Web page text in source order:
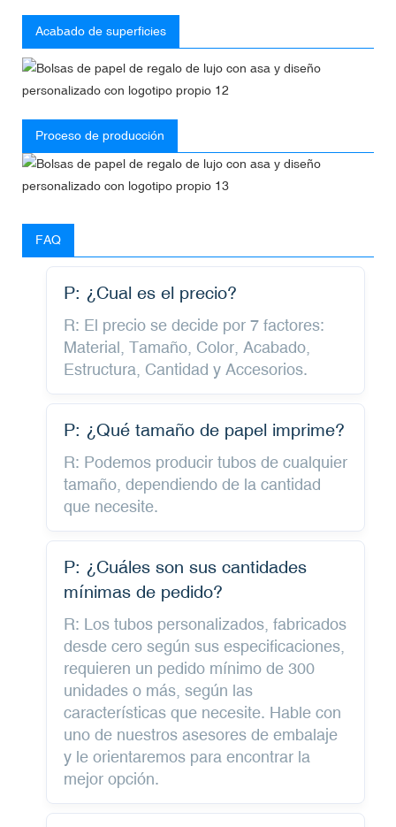
Acabado de superficies
Proceso de producción
FAQ
P: ¿Cual es el precio?
R: El precio se decide por 7 factores:
Material, Tamaño, Color, Acabado,
Estructura, Cantidad y Accesorios.
P: ¿Qué tamaño de papel imprime?
R: Podemos producir tubos de cualquier
tamaño, dependiendo de la cantidad
que necesite.
P: ¿Cuáles son sus cantidades
mínimas de pedido?
R: Los tubos personalizados, fabricados
desde cero según sus especificaciones,
requieren un pedido mínimo de 300
unidades o más, según las
características que necesite. Hable con
uno de nuestros asesores de embalaje
y le orientaremos para encontrar la
mejor opción.